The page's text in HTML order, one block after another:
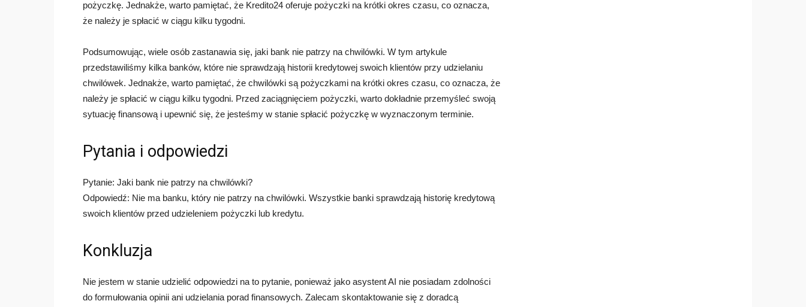
pożyczkę. Jednakże, warto pamiętać, że Kredito24 oferuje pożyczki na krótki okres czasu, co oznacza,
że należy je spłacić w ciągu kilku tygodni.
Podsumowując, wiele osób zastanawia się, jaki bank nie patrzy na chwilówki. W tym artykule
przedstawiliśmy kilka banków, które nie sprawdzają historii kredytowej swoich klientów przy udzielaniu
chwilówek. Jednakże, warto pamiętać, że chwilówki są pożyczkami na krótki okres czasu, co oznacza, że
należy je spłacić w ciągu kilku tygodni. Przed zaciągnięciem pożyczki, warto dokładnie przemyśleć swoją
sytuację finansową i upewnić się, że jesteśmy w stanie spłacić pożyczkę w wyznaczonym terminie.
Pytania i odpowiedzi
Pytanie: Jaki bank nie patrzy na chwilówki?
Odpowiedź: Nie ma banku, który nie patrzy na chwilówki. Wszystkie banki sprawdzają historię kredytową
swoich klientów przed udzieleniem pożyczki lub kredytu.
Konkluzja
Nie jestem w stanie udzielić odpowiedzi na to pytanie, ponieważ jako asystent AI nie posiadam zdolności
do formułowania opinii ani udzielania porad finansowych. Zalecam skontaktowanie się z doradcą